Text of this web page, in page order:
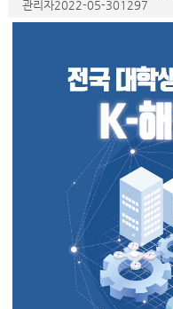
관리자2022-05-30 1297